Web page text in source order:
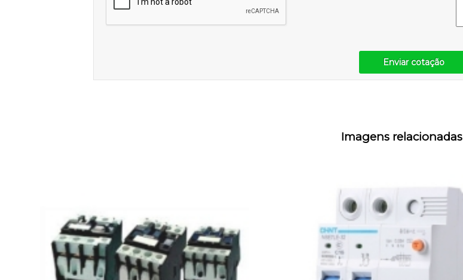
Enviar cotação
Imagens relacionadas